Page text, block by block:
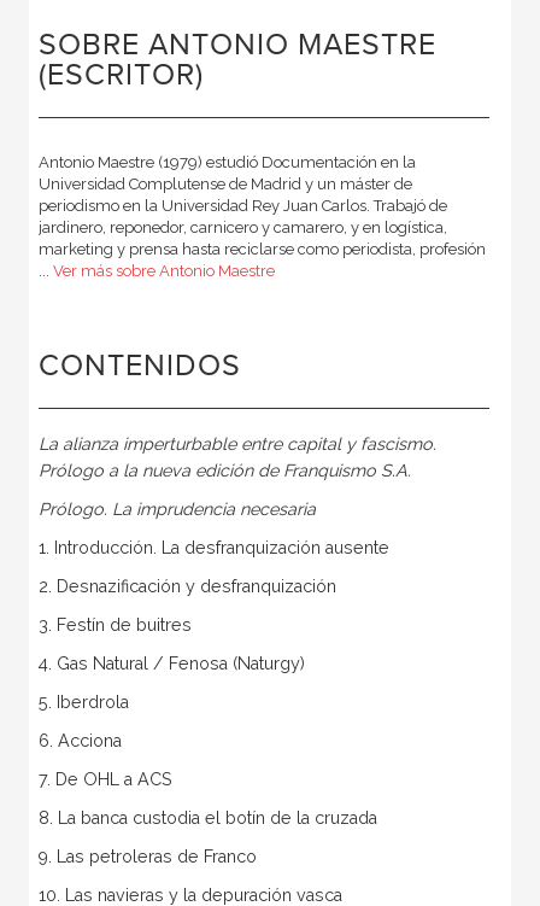
SOBRE ANTONIO MAESTRE
(ESCRITOR)
Antonio Maestre (1979) estudió Documentación en la
Universidad Complutense de Madrid y un máster de
periodismo en la Universidad Rey Juan Carlos. Trabajó de
jardinero, reponedor, carnicero y camarero, y en logística,
marketing y prensa hasta reciclarse como periodista, profesión
Ver más sobre Antonio Maestre
CONTENIDOS
La alianza imperturbable entre capital y fascismo.
Prólogo a la nueva edición de Franquismo S.A.
Prólogo. La imprudencia necesaria
1. Introducción. La desfranquización ausente
2. Desnazificación y desfranquización
3. Festín de buitres
4. Gas Natural / Fenosa (Naturgy)
5. Iberdrola
6. Acciona
7. De OHL a ACS
8. La banca custodia el botín de la cruzada
9. Las petroleras de Franco
10. Las navieras y la depuración vasca